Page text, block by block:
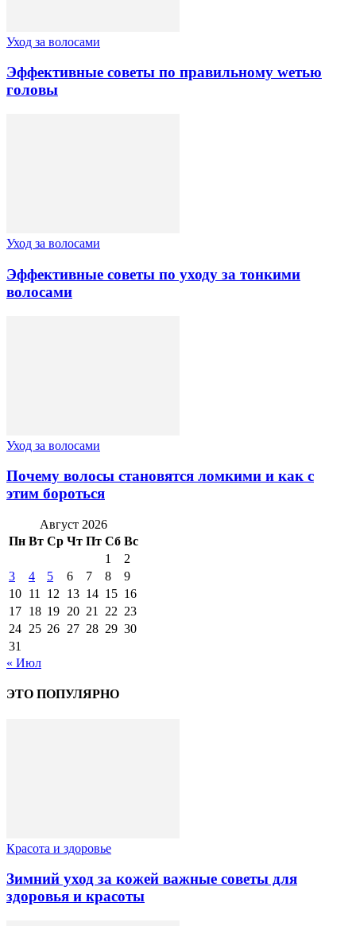
Уход за волосами
Эффективные советы по правильному weтью
головы
Уход за волосами
Эффективные советы по уходу за тонкими
волосами
Уход за волосами
Почему волосы становятся ломкими и как с
этим бороться
Август 2026
Пн Вт Ср Чт Пт Сб Вс
1
2
3
4 5 6 7 8
9
10 11 12 13 14 15 16
17 18 19 20 21 22 23
24 25 26 27 28 29 30
31
« Июл
ЭТО ПОПУЛЯРНО
Красота и здоровье
Зимний уход за кожей важные советы для
здоровья и красоты